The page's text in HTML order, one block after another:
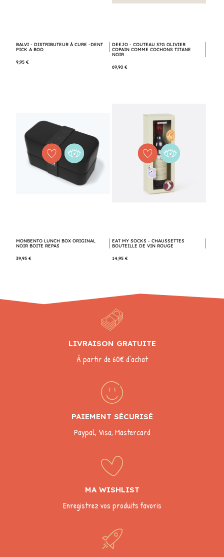
BALVI - DISTRIBUTEUR À CURE -DENT
PICK A BOO
9,95 €
DEEJO - COUTEAU 37G OLIVIER
COPAIN COMME COCHONS TITANE
NOIR
69,90 €
MONBENTO LUNCH BOX ORIGINAL
NOIR BOITE REPAS
39,95 €
EAT MY SOCKS - CHAUSSETTES
BOUTEILLE DE VIN ROUGE
14,95 €
LIVRAISON GRATUITE
À partir de 60€ d’achat
PAIEMENT SÉCURISÉ
Paypal, Visa, Mastercard
MA WISHLIST
Enregistrez vos produits favoris